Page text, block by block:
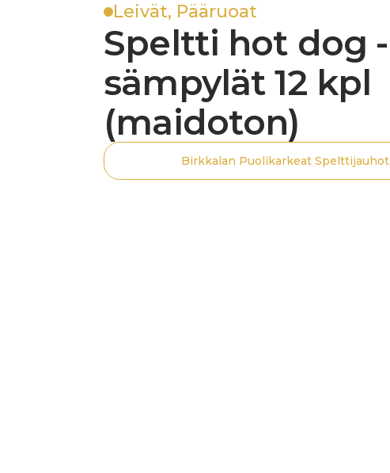
Leivät, Pääruoat
Speltti hot dog -
sämpylät 12 kpl
(maidoton)
Birkkalan Puolikarkeat Spelttijauhot